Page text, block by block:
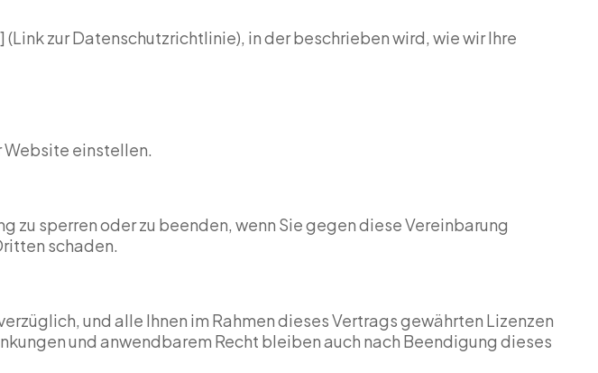
zur Datenschutzrichtlinie), in der beschrieben wird, wie wir Ihre
Website einstellen.
zu sperren oder zu beenden, wenn Sie gegen diese Vereinbarung
schaden.
und alle Ihnen im Rahmen dieses Vertrags gewährten Lizenzen
und anwendbarem Recht bleiben auch nach Beendigung dieses